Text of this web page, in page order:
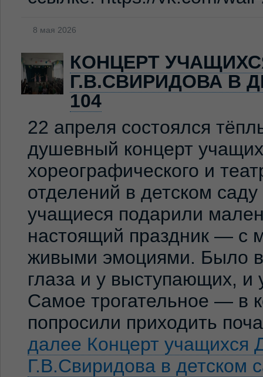
8 мая 2026
КОНЦЕРТ
Г.В.СВИРИДОВА В
104
22 апреля состоялся
душевный концерт
хореографического и
отделений в детском
учащиеся подарили
настоящий праздник — с
живыми эмоциями. Было
глаза и у выступающих,
Самое трогательное — в
попросили приходить
далее Концерт
Г.В.Свиридова в детском